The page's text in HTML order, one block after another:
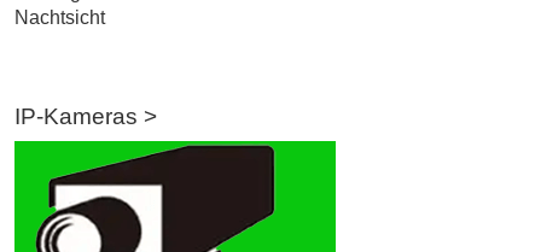
Nachtsicht
IP-Kameras >